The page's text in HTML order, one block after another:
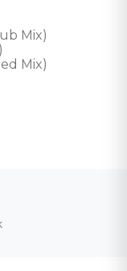
Mix)
Mix)